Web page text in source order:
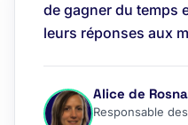
de gagner du temps
leurs réponses aux
Alice de